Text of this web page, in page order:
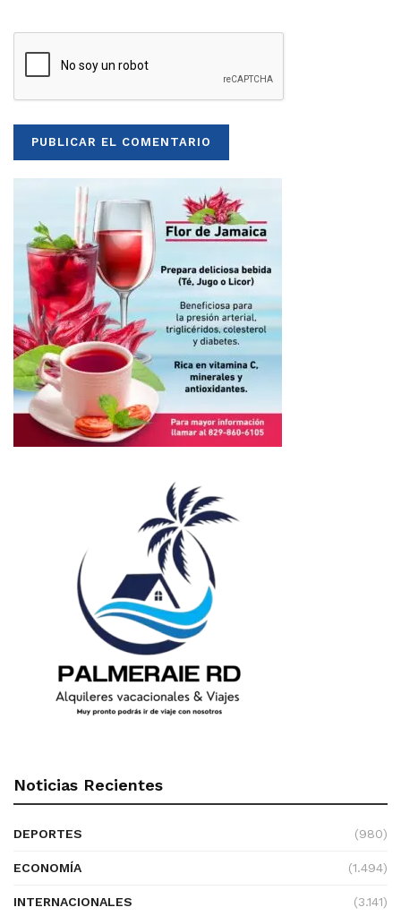
Noticias Recientes
DEPORTES (980)
ECONOMÍA (1.494)
INTERNACIONALES (3.141)